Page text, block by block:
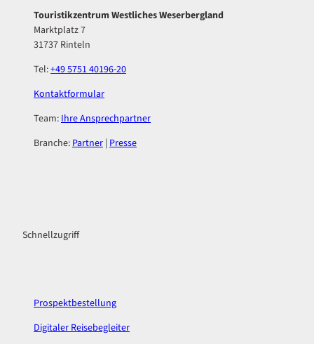
Touristikzentrum Westliches Weserbergland
Marktplatz 7
31737 Rinteln
Tel:+49 5751 40196-20
Kontaktformular
Team: Ihre Ansprechpartner
Branche: Partner | Presse
e
t
m
Schnellzugriff
Prospektbestellung
Digitaler Reisebegleiter